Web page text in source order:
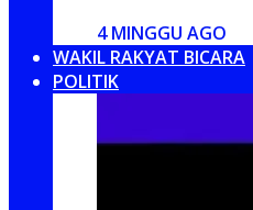
4 MINGGU AGO
WAKIL RAKYAT BICARA
POLITIK